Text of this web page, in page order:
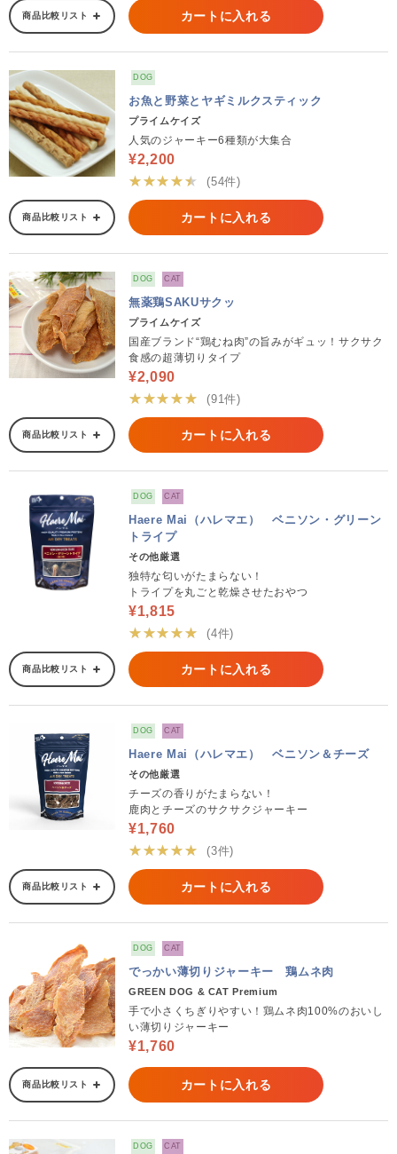
商品比較リスト カートに入れる
DOG
お魚と野菜とヤギミルクスティック
プライムケイズ
人気のジャーキー6種類が大集合
¥2,200
★★★★★
(54件)
商品比較リスト カートに入れる
DOG CAT
無薬鶏SAKUサクッ
プライムケイズ
国産ブランド“鶏むね肉”の旨みがギュッ！サクサク
食感の超薄切りタイプ
¥2,090
★★★★★
(91件)
商品比較リスト カートに入れる
DOG CAT
Haere Mai（ハレマエ） ベニソン・グリーン
トライプ
その他厳選
独特な匂いがたまらない！
トライプを丸ごと乾燥させたおやつ
¥1,815
★★★★★
(4件)
商品比較リスト カートに入れる
DOG CAT
Haere Mai（ハレマエ） ベニソン＆チーズ
その他厳選
チーズの香りがたまらない！
鹿肉とチーズのサクサクジャーキー
¥1,760
★★★★★
(3件)
商品比較リスト カートに入れる
DOG CAT
でっかい薄切りジャーキー 鶏ムネ肉
GREEN DOG & CAT Premium
手で小さくちぎりやすい！鶏ムネ肉100%のおいし
い薄切りジャーキー
¥1,760
商品比較リスト カートに入れる
DOG CAT